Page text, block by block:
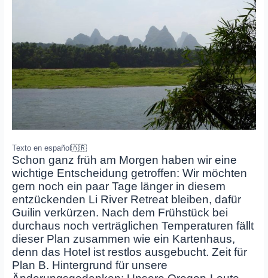
Texto en español🇦🇷
Schon ganz früh am Morgen haben wir eine
wichtige Entscheidung getroffen: Wir möchten
gern noch ein paar Tage länger in diesem
entzückenden Li River Retreat bleiben, dafür
Guilin verkürzen. Nach dem Frühstück bei
durchaus noch verträglichen Temperaturen fällt
dieser Plan zusammen wie ein Kartenhaus,
denn das Hotel ist restlos ausgebucht. Zeit für
Plan B. Hintergrund für unsere